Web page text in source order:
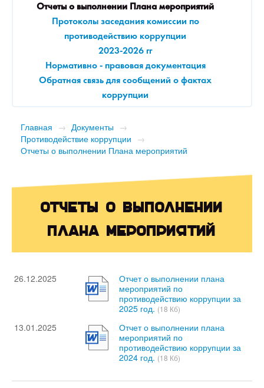
Отчеты о выполнении Плана мероприятий
Протоколы заседания комиссии по
противодействию коррупции
2023-2026 гг
Нормативно - правовая документация
Обратная связь для сообщений о фактах
коррупции
Главная → Документы →
Противодействие коррупции →
Отчеты о выполнении Плана мероприятий
Отчеты о выполнении
Плана мероприятий
26.12.2025
Отчет о выполнении плана
мероприятий по
противодействию коррупции за
2025 год. (18 Кб)
13.01.2025
Отчет о выполнении плана
мероприятий по
противодействию коррупции за
2024 год. (18 Кб)